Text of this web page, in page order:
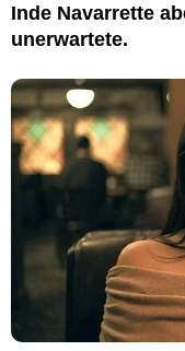
Inde Navarrette
unerwartete.